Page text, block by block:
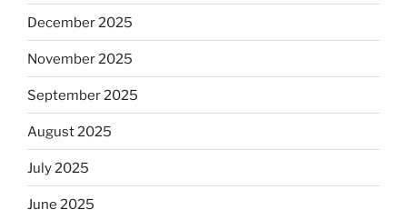
December 2025
November 2025
September 2025
August 2025
July 2025
June 2025